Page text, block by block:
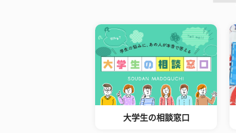
大学生の相談窓口